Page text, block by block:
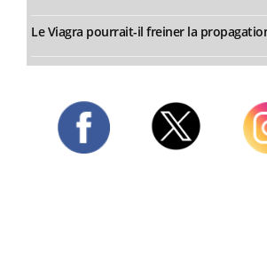
Le Viagra pourrait-il freiner la